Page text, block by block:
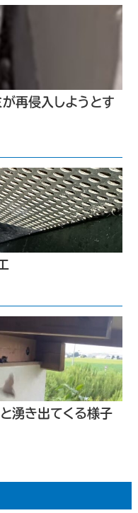
が再侵入しようとす
と湧き出てくる様子